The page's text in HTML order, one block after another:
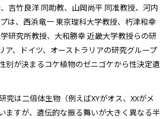
吉竹良洋 同助教、山岡尚平 同准教授、河内
は、西浜竜一 東京理科大学教授、朽津和幸
研究所教授、大和勝幸 近畿大学教授らの研
ア、ドイツ、オーストラリアの研究グループ
別が決まるコケ植物のゼニゴケから性決定遺
は二倍体生物（例えばXYがオス、XXがメ
ますが、遺伝的な振る舞いが大きく異なる半